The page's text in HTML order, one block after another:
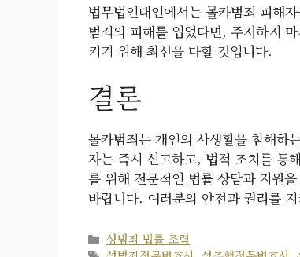
법무법인대인에서는 몰카범죄 피해
범죄의 피해를 입었다면, 주저하지
키기 위해 최선을 다할 것입니다.
결론
몰카범죄는 개인의 사생활을 침해하
자는 즉시 신고하고, 법적 조치를 통
를 위해 전문적인 법률 상담과 지원
바랍니다. 여러분의 안전과 권리를
카
성범죄 법률 조력